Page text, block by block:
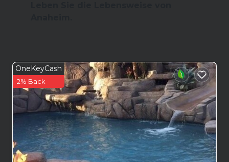
OneKeyCash
2% Back